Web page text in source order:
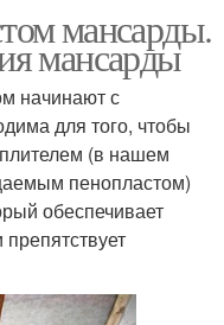
мансарды.
мансарды
начинают с
для того, чтобы
(в нашем
пенопластом)
обеспечивает